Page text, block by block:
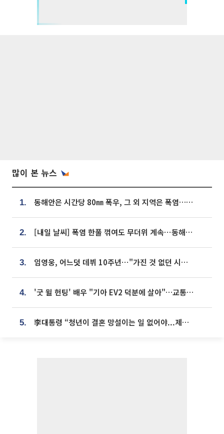
많이 본 뉴스
1. 동해안은 시간당 80㎜ 폭우, 그 외 지역은 폭염…‘극과 극 날씨’
2. [내일 날씨] 폭염 한풀 꺾여도 무더위 계속⋯동해안 이틀 연속 비
3. 임영웅, 어느덧 데뷔 10주년⋯"가진 것 없던 시절, 내 앞엔 20명의 팬뿐"
4. '굿 윌 헌팅' 배우 "기아 EV2 덕분에 살아"…교통사고 후 안전성 극찬
5. 李대통령 “청년이 결혼 망설이는 일 없어야...제도상 불이익 조사”